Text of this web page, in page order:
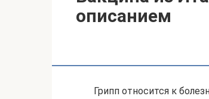
описанием
Грипп относится к